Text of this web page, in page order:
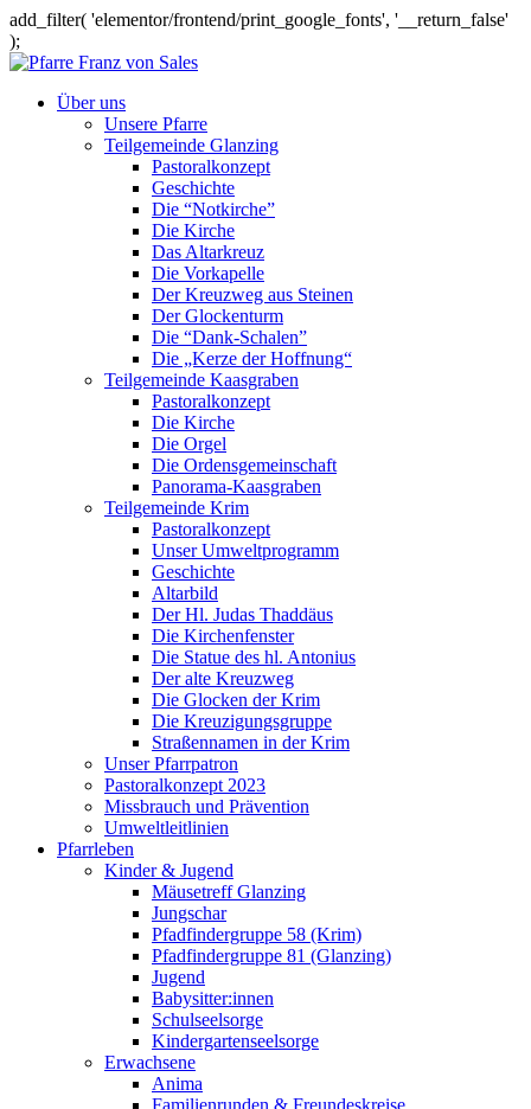
add_filter( 'elementor/frontend/print_google_fonts', '__return_false'
);
Über uns
Unsere Pfarre
Teilgemeinde Glanzing
Pastoralkonzept
Geschichte
Die “Notkirche”
Die Kirche
Das Altarkreuz
Die Vorkapelle
Der Kreuzweg aus Steinen
Der Glockenturm
Die “Dank-Schalen”
Die „Kerze der Hoffnung“
Teilgemeinde Kaasgraben
Pastoralkonzept
Die Kirche
Die Orgel
Die Ordensgemeinschaft
Panorama-Kaasgraben
Teilgemeinde Krim
Pastoralkonzept
Unser Umweltprogramm
Geschichte
Altarbild
Der Hl. Judas Thaddäus
Die Kirchenfenster
Die Statue des hl. Antonius
Der alte Kreuzweg
Die Glocken der Krim
Die Kreuzigungsgruppe
Straßennamen in der Krim
Unser Pfarrpatron
Pastoralkonzept 2023
Missbrauch und Prävention
Umweltleitlinien
Pfarrleben
Kinder & Jugend
Mäusetreff Glanzing
Jungschar
Pfadfindergruppe 58 (Krim)
Pfadfindergruppe 81 (Glanzing)
Jugend
Babysitter:innen
Schulseelsorge
Kindergartenseelsorge
Erwachsene
Anima
Familienrunden & Freundeskreise